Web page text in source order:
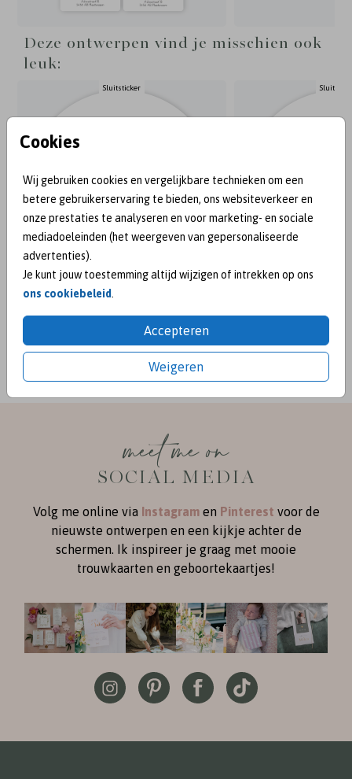
Cookies
Wij gebruiken cookies en vergelijkbare technieken om een
betere gebruikerservaring te bieden, ons websiteverkeer en
onze prestaties te analyseren en voor marketing- en sociale
mediadoeleinden (het weergeven van gepersonaliseerde
advertenties).
Je kunt jouw toestemming altijd wijzigen of intrekken op ons
ons cookiebeleid
Accepteren
Weigeren
Deze ontwerpen vind je misschien ook
leuk:
Sluitsticker
meet me on
SOCIAL MEDIA
Volg me online via Instagramen Pinterest voor de
nieuwste ontwerpen en een kijkje achter de
schermen. Ik inspireer je graag met mooie
trouwkaarten en geboortekaartjes!